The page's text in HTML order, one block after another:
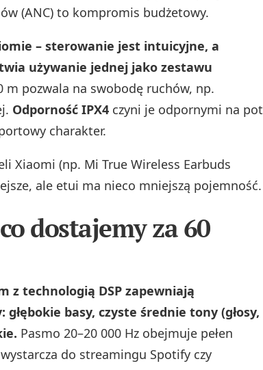
(ANC) to kompromis budżetowy.
– sterowanie jest intuicyjne, a
używanie jednej jako zestawu
m pozwala na swobodę ruchów, np.
Odporność IPX4 czyni je odpornymi na pot
charakter.
Xiaomi (np. Mi True Wireless Earbuds
ale etui ma nieco mniejszą pojemność.
dostajemy za 60
z technologią DSP zapewniają
basy, czyste średnie tony (głosy,
Pasmo 20–20 000 Hz obejmuje pełen
do streamingu Spotify czy